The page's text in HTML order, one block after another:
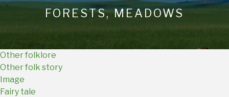
FORESTS, MEADOWS
Other folklore
Other folk story
Image
Fairy tale